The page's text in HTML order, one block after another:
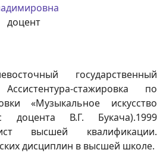
доцент
государственный
стажировка по
«Музыкальное искусство
доцента В.Г. Букача).1999
высшей квалификации.
дисциплин в высшей школе.